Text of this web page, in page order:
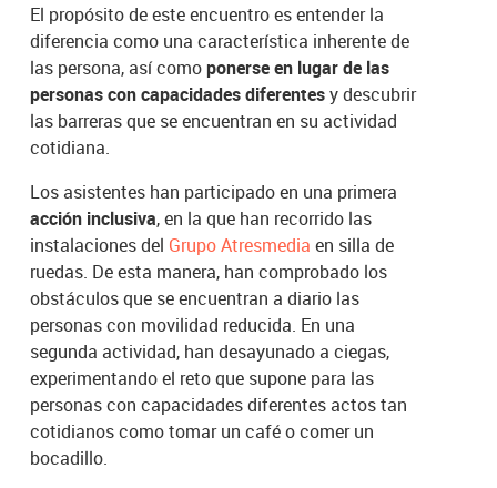
El propósito de este encuentro es entender la
diferencia como una característica inherente de
las persona, así comoponerse en lugar de las
personas con capacidades diferentesy descubrir
las barreras que se encuentran en su actividad
cotidiana.
Los asistentes han participado en una primera
acción inclusiva, en la que han recorrido las
instalaciones del Grupo Atresmedia en silla de
ruedas. De esta manera, han comprobado los
obstáculos que se encuentran a diario las
personas con movilidad reducida. En una
segunda actividad, han desayunado a ciegas,
experimentando el reto que supone para las
personas con capacidades diferentes actos tan
cotidianos como tomar un café o comer un
bocadillo.